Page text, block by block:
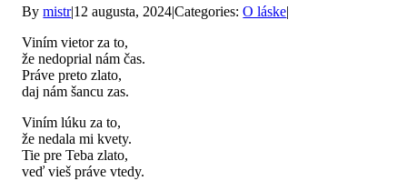
Bymistr|12 augusta, 2024|Categories:O láske|
Viním vietor za to,
že nedoprial nám čas.
Práve preto zlato,
daj nám šancu zas.
Viním lúku za to,
že nedala mi kvety.
Tie pre Teba zlato,
veď vieš práve vtedy.